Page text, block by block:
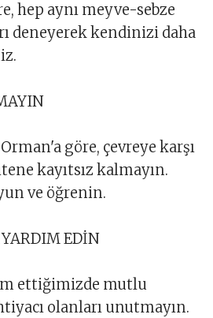
hep aynı meyve-sebze
deneyerek kendinizi daha
göre, çevreye karşı
kayıtsız kalmayın.
ve öğrenin.
EDİN
ettiğimizde mutlu
olanları unutmayın.